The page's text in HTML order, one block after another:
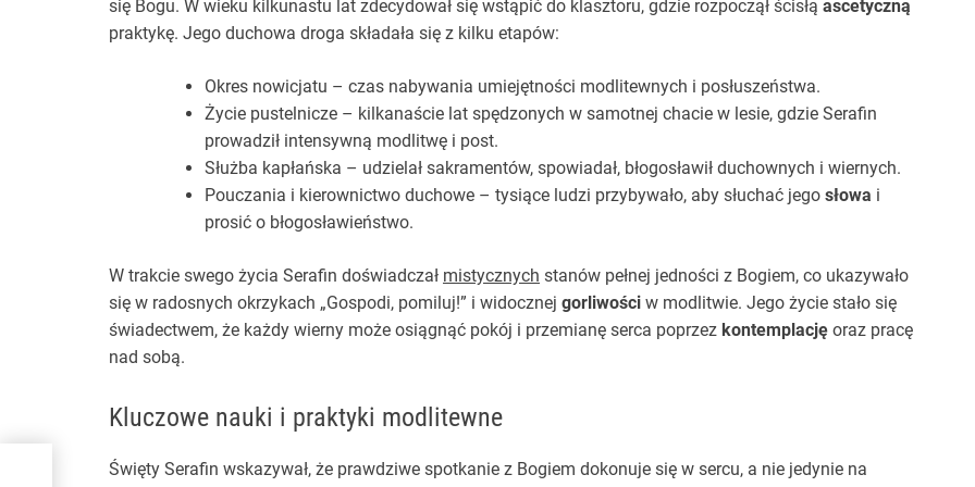
się Bogu. W wieku kilkunastu lat zdecydował się wstąpić do klasztoru, gdzie rozpoczął ścisłą ascetyczną
praktykę. Jego duchowa droga składała się z kilku etapów:
Okres nowicjatu – czas nabywania umiejętności modlitewnych i posłuszeństwa.
Życie pustelnicze – kilkanaście lat spędzonych w samotnej chacie w lesie, gdzie Serafin
prowadził intensywną modlitwę i post.
Służba kapłańska – udzielał sakramentów, spowiadał, błogosławił duchownych i wiernych.
Pouczania i kierownictwo duchowe – tysiące ludzi przybywało, aby słuchać jego słowa i
prosić o błogosławieństwo.
W trakcie swego życia Serafin doświadczał mistycznych stanów pełnej jedności z Bogiem, co ukazywało
się w radosnych okrzykach „Gospodi, pomiluj!” i widocznej gorliwości w modlitwie. Jego życie stało się
świadectwem, że każdy wierny może osiągnąć pokój i przemianę serca poprzez kontemplację oraz pracę
nad sobą.
Kluczowe nauki i praktyki modlitewne
Święty Serafin wskazywał, że prawdziwe spotkanie z Bogiem dokonuje się w sercu, a nie jedynie na